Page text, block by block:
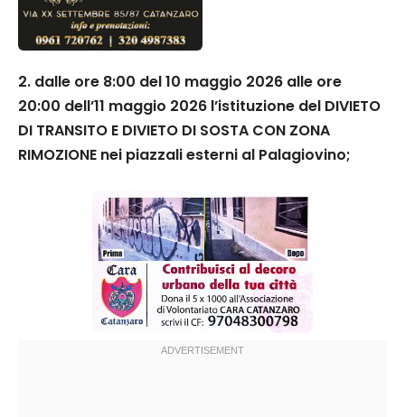
2. dalle ore 8:00 del 10 maggio 2026 alle ore
20:00 dell’11 maggio 2026 l’istituzione del DIVIETO
DI TRANSITO E DIVIETO DI SOSTA CON ZONA
RIMOZIONE nei piazzali esterni al Palagiovino;